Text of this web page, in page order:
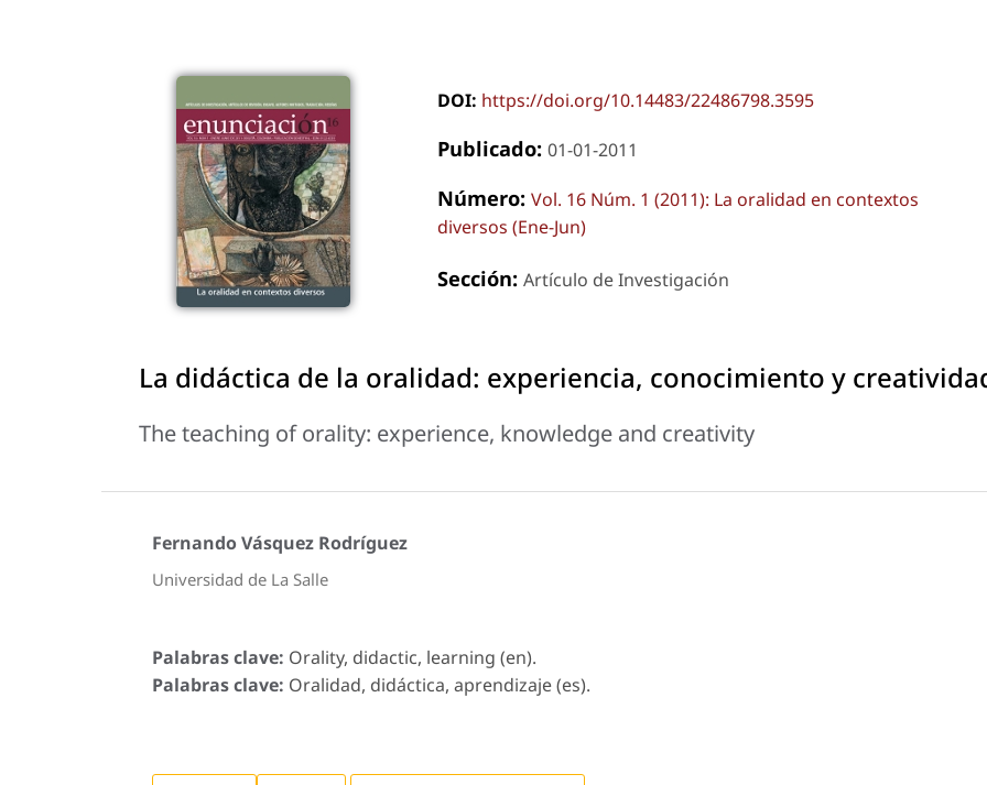
DOI: https://doi.org/10.14483/22486798.3595
Publicado: 01-01-2011
Número: Vol. 16 Núm. 1 (2011): La oralidad en contextos
diversos (Ene-Jun)
Sección: Artículo de Investigación
La didáctica de la oralidad: experiencia, conocimiento y
The teaching of orality: experience, knowledge and creativity
Fernando Vásquez Rodríguez
Universidad de La Salle
Palabras clave: Orality, didactic, learning (en).
Palabras clave: Oralidad, didáctica, aprendizaje (es).